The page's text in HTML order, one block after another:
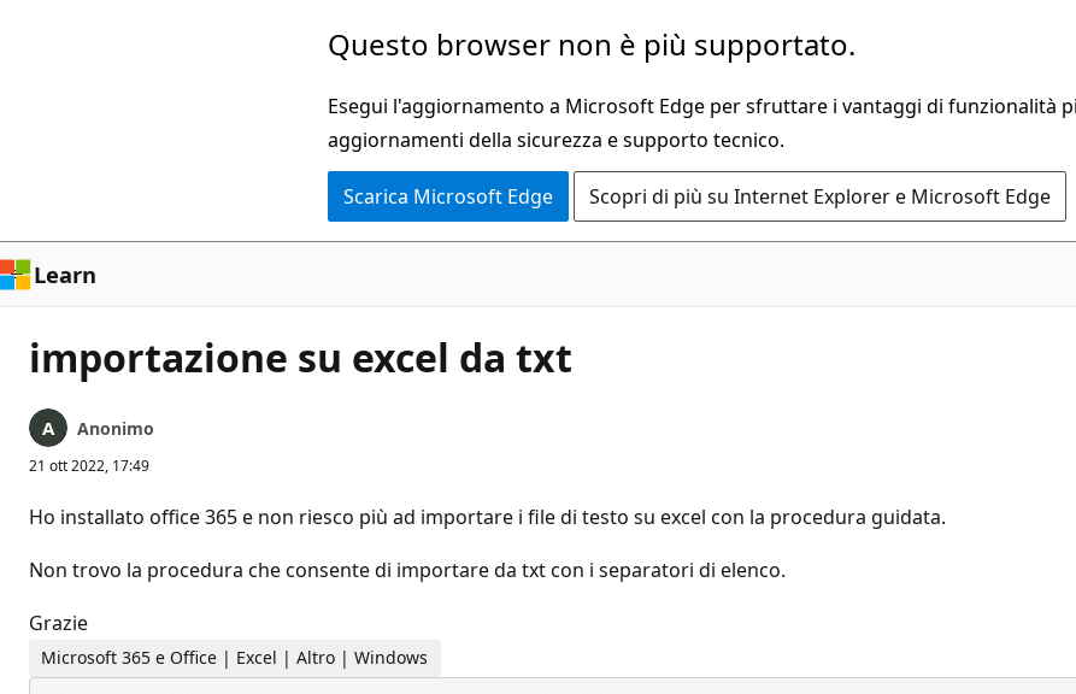
Questo browser non è più supportato.
Esegui l'aggiornamento a Microsoft Edge per sfruttare i vantaggi di funzionalità
aggiornamenti della sicurezza e supporto tecnico.
Scarica Microsoft Edge Scopri di più su Internet Explorer e Microsoft Edge
Learn
importazione su excel da txt
Anonimo
21 ott 2022, 17:49
Ho installato office 365 e non riesco più ad importare i file di testo su excel con la procedura guidata.
Non trovo la procedura che consente di importare da txt con i separatori di elenco.
Grazie
Microsoft 365 e Office | Excel | Altro | Windows